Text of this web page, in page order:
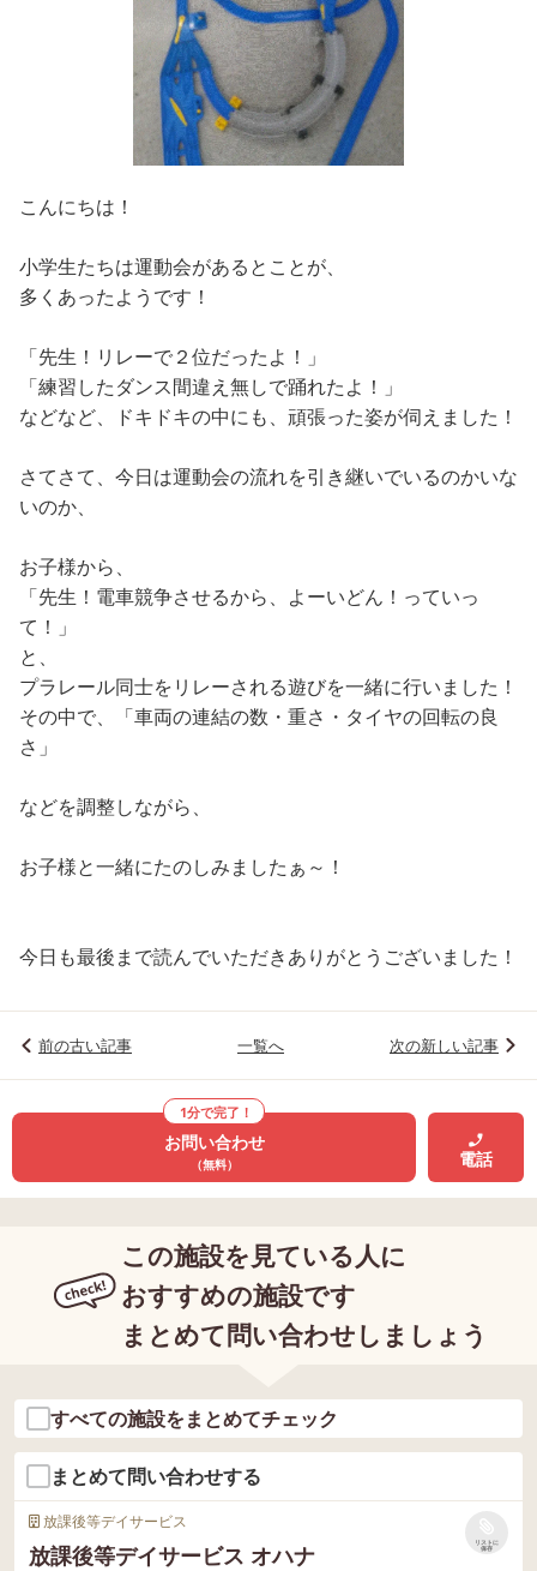
こんにちは！
小学生たちは運動会があるとことが、
多くあったようです！
「先生！リレーで２位だったよ！」
「練習したダンス間違え無しで踊れたよ！」
などなど、ドキドキの中にも、頑張った姿が伺えました！
さてさて、今日は運動会の流れを引き継いでいるのかいな
いのか、
お子様から、
「先生！電車競争させるから、よーいどん！っていっ
て！」
と、
プラレール同士をリレーされる遊びを一緒に行いました！
その中で、「車両の連結の数・重さ・タイヤの回転の良
さ」
などを調整しながら、
お子様と一緒にたのしみましたぁ～！
今日も最後まで読んでいただきありがとうございました！
前の古い記事 一覧へ 次の新しい記事
1分で完了！
お問い合わせ
（無料） 電話
この施設を見ている人に
おすすめの施設です
まとめて問い合わせしましょう
すべての施設をまとめてチェック
まとめて問い合わせする
放課後等デイサービス
放課後等デイサービス オハナ
リストに
保存